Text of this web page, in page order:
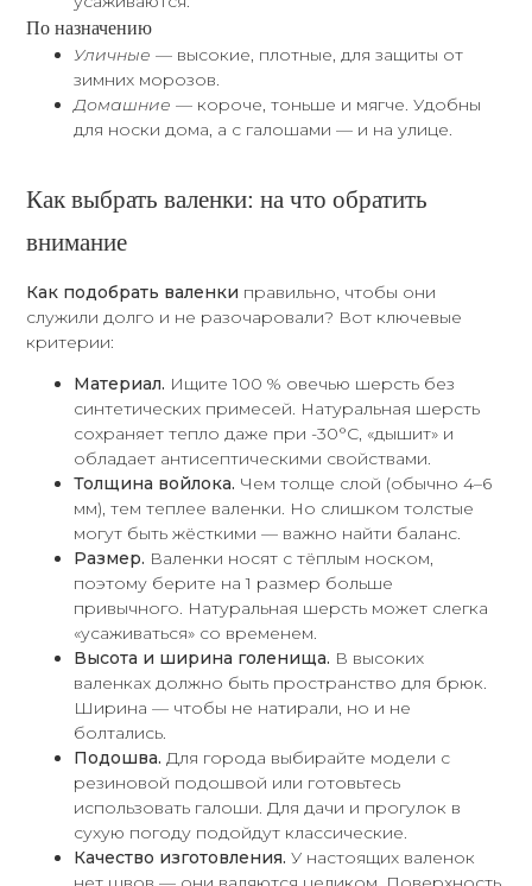
По назначению
Уличные — высокие, плотные, для защиты от
зимних морозов.
Домашние — короче, тоньше и мягче. Удобны
для носки дома, а с галошами — и на улице.
Как выбрать валенки: на что обратить
внимание
Как подобрать валенки правильно, чтобы они
служили долго и не разочаровали? Вот ключевые
критерии:
Материал. Ищите 100 % овечью шерсть без
синтетических примесей. Натуральная шерсть
сохраняет тепло даже при -30°C, «дышит» и
обладает антисептическими свойствами.
Толщина войлока. Чем толще слой (обычно 4–6
мм), тем теплее валенки. Но слишком толстые
могут быть жёсткими — важно найти баланс.
Размер. Валенки носят с тёплым носком,
поэтому берите на 1 размер больше
привычного. Натуральная шерсть может слегка
«усаживаться» со временем.
Высота и ширина голенища. В высоких
валенках должно быть пространство для брюк.
Ширина — чтобы не натирали, но и не
болтались.
Подошва. Для города выбирайте модели с
резиновой подошвой или готовьтесь
использовать галоши. Для дачи и прогулок в
сухую погоду подойдут классические.
Качество изготовления. У настоящих валенок